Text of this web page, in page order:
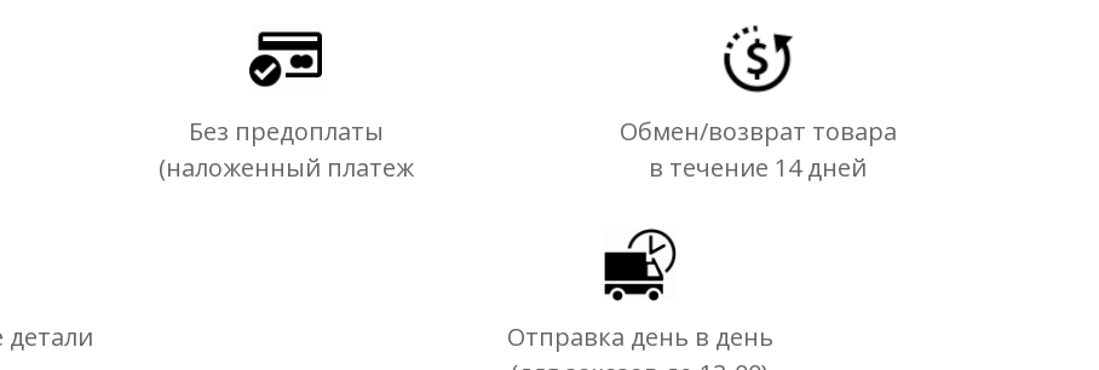
Без предоплаты
(наложенный платеж
Обмен/возврат товара
в течение 14 дней
Отправка день в день